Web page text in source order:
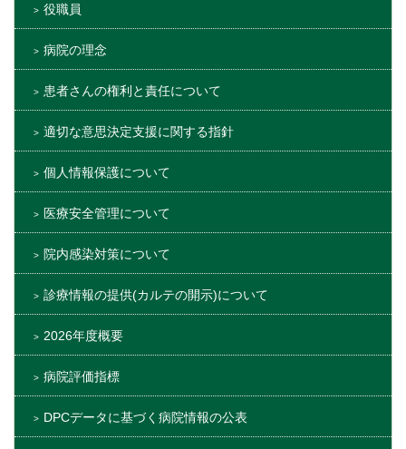
役職員
病院の理念
患者さんの権利と責任について
適切な意思決定支援に関する指針
個人情報保護について
医療安全管理について
院内感染対策について
診療情報の提供(カルテの開示)について
2026年度概要
病院評価指標
DPCデータに基づく病院情報の公表